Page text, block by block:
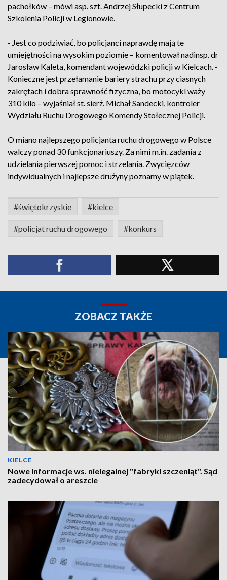
pachołków – mówi asp. szt. Andrzej Słupecki z Centrum
Szkolenia Policji w Legionowie.
- Jest co podziwiać, bo policjanci naprawdę mają te
umiejętności na wysokim poziomie – komentował nadinsp. dr
Jarosław Kaleta, komendant wojewódzki policji w Kielcach. -
Konieczne jest przełamanie bariery strachu przy ciasnych
zakrętach i dobra sprawność fizyczna, bo motocykl waży
310 kilo – wyjaśniał st. sierż. Michał Sandecki, kontroler
Wydziału Ruchu Drogowego Komendy Stołecznej Policji.
O miano najlepszego policjanta ruchu drogowego w Polsce
walczy ponad 30 funkcjonariuszy. Za nimi m.in. zadania z
udzielania pierwszej pomoc i strzelania. Zwycięzców
indywidualnych i najlepsze drużyny poznamy w piątek.
#świętokrzyskie #kielce
#policjat ruchu drogowego #konkurs
ZOBACZ TAKŻE
KIELCE
Nowe informacje ws. nielegalnej "fabryki szczeniąt". Sąd
zadecydował o areszcie